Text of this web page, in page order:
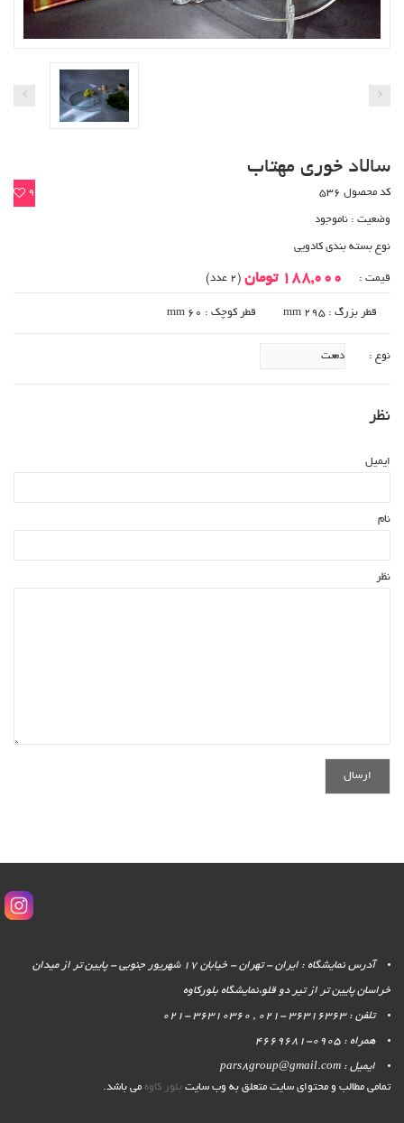
سالاد خوری مهتاب
9 کد محصول 536
وضعیت : ناموجود
نوع بسته بندی کادویی
قیمت : 188,000 تومان (2 عدد)
قطر بزرگ : 295 mm قطر کوچک : 60 mm
نوع :
نظر
ایمیل
نام
نظر
آدرس نمایشگاه : ایران - تهران - خیابان 17 شهریور جنوبی - پایین تر از میدان
خراسان پایین تر از تیر دو قلو،نمایشگاه بلورکاوه
تلفن : 36316363 -021 , 36310360 -021
همراه : 0905-4669681
ایمیل : pars8group@gmail.com
تمامی مطالب و محتوای سایت متعلق به وب سایت بلور کاوه می باشد.